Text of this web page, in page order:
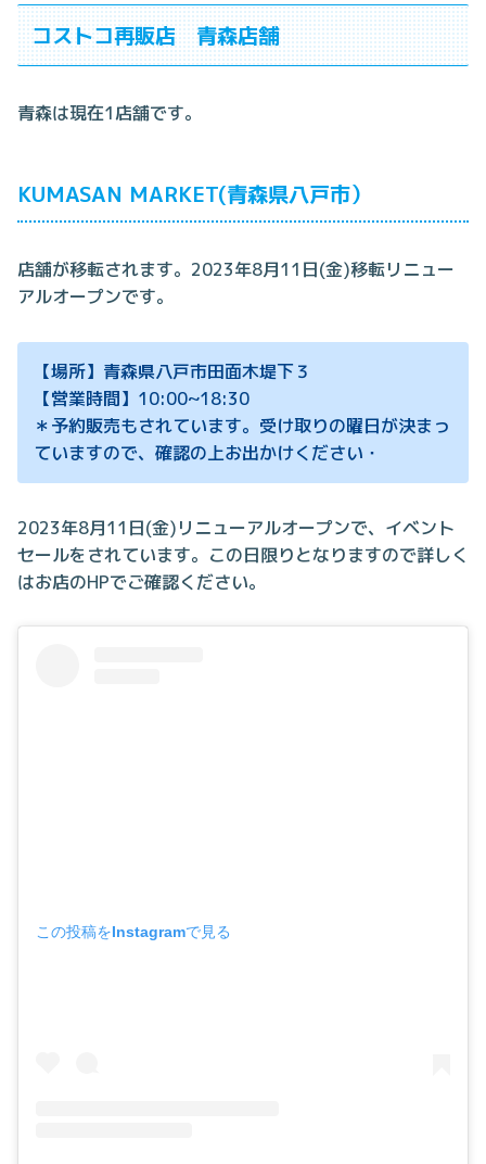
コストコ再販店 青森店舗
青森は現在1店舗です。
KUMASAN MARKET(青森県八戸市）
店舗が移転されます。2023年8月11日(金)移転リニュー
アルオープンです。
【場所】青森県八戸市田面木堤下３
【営業時間】10:00~18:30
＊予約販売もされています。受け取りの曜日が決まっ
ていますので、確認の上お出かけください・
2023年8月11日(金)リニューアルオープンで、イベント
セールをされています。この日限りとなりますので詳しく
はお店のHPでご確認ください。
この投稿をInstagramで見る